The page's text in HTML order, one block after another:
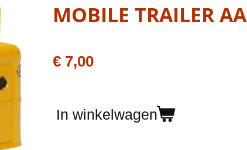
MOBILE TRAILER AA
€ 7,00
In winkelwagen